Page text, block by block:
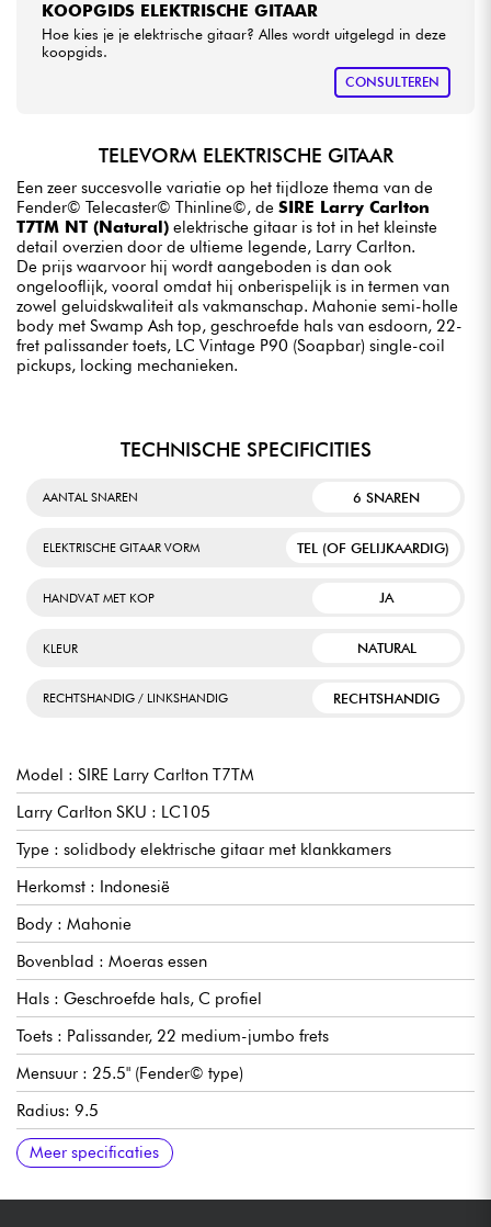
KOOPGIDS ELEKTRISCHE GITAAR
Hoe kies je je elektrische gitaar? Alles wordt uitgelegd in deze
koopgids.
CONSULTEREN
TELEVORM ELEKTRISCHE GITAAR
Een zeer succesvolle variatie op het tijdloze thema van de
Fender© Telecaster© Thinline©, de SIRE Larry Carlton
T7TM NT (Natural) elektrische gitaar is tot in het kleinste
detail overzien door de ultieme legende, Larry Carlton.
De prijs waarvoor hij wordt aangeboden is dan ook
ongelooflijk, vooral omdat hij onberispelijk is in termen van
zowel geluidskwaliteit als vakmanschap. Mahonie semi-holle
body met Swamp Ash top, geschroefde hals van esdoorn, 22-
fret palissander toets, LC Vintage P90 (Soapbar) single-coil
pickups, locking mechanieken.
TECHNISCHE SPECIFICITIES
AANTAL SNAREN 6 SNAREN
ELEKTRISCHE GITAAR VORM TEL (OF GELIJKAARDIG)
HANDVAT MET KOP JA
KLEUR NATURAL
RECHTSHANDIG / LINKSHANDIG RECHTSHANDIG
Model : SIRE Larry Carlton T7TM
Larry Carlton SKU : LC105
Type : solidbody elektrische gitaar met klankkamers
Herkomst : Indonesië
Body : Mahonie
Bovenblad : Moeras essen
Hals : Geschroefde hals, C profiel
Toets : Palissander, 22 medium-jumbo frets
Mensuur : 25.5" (Fender© type)
Radius: 9.5
Kambreedte hals: 42 mm
Enkelspoels LC Vintage P90 (Soapbar)
Bedieningselementen: 1 mastervolume, 1 mastertoon,
pickupschakelaar met 3x positie
Brug/brug: Sire Vintage T Half Brug (messing brugzadel)
Stemmechanieken: Sire Premium vergrendeling
Afwerking: hoogglans
Meer specificaties